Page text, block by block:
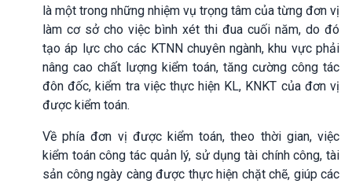
là một trong những nhiệm vụ trọng tâm của từng đơn vị
làm cơ sở cho việc bình xét thi đua cuối năm, do đó
tạo áp lực cho các KTNN chuyên ngành, khu vực phải
nâng cao chất lượng kiểm toán, tăng cường công tác
đôn đốc, kiểm tra việc thực hiện KL, KNKT của đơn vị
được kiểm toán.
Về phía đơn vị được kiểm toán, theo thời gian, việc
kiểm toán công tác quản lý, sử dụng tài chính công, tài
sản công ngày càng được thực hiện chặt chẽ, giúp các